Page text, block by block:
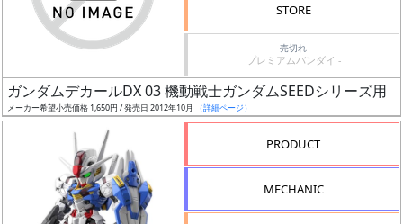
ー
ズ・
STORE
売切れ
プレミアムバンダイ -
ガンダムデカールDX 03 機動戦士ガンダムSEEDシリーズ用
メーカー希望小売価格 1,650円 / 発売日 2012年10月 （詳細ページ）
PRODUCT
MECHANIC